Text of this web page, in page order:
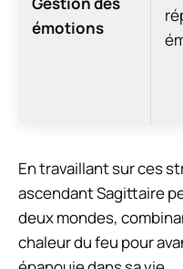
émotions
En travaillant sur ces
ascendant Sagittaire
deux mondes,
chaleur du feu pour